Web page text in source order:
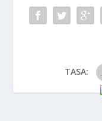
TASA: